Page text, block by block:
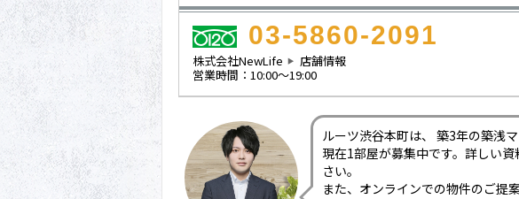
03-5860-2091
株式会社NewLife
店舗情報
営業時間：10:00～19:00
ルーツ渋谷本町は、 築3年の築浅マ
現在1部屋が募集中です。詳しい
さい。
また、オンラインでの物件のご提